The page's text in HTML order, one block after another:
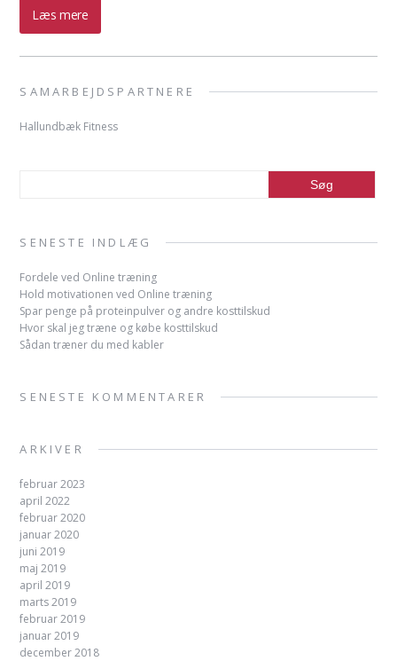
Læs mere
SAMARBEJDSPARTNERE
Hallundbæk Fitness
SENESTE INDLÆG
Fordele ved Online træning
Hold motivationen ved Online træning
Spar penge på proteinpulver og andre kosttilskud
Hvor skal jeg træne og købe kosttilskud
Sådan træner du med kabler
SENESTE KOMMENTARER
ARKIVER
februar 2023
april 2022
februar 2020
januar 2020
juni 2019
maj 2019
april 2019
marts 2019
februar 2019
januar 2019
december 2018